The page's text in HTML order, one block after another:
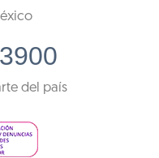
del país